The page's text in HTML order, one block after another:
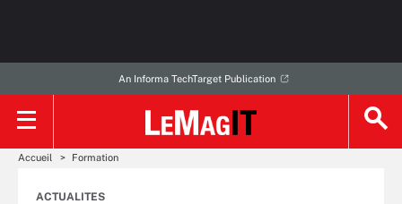
An Informa TechTarget Publication
Accueil Formation
ACTUALITES